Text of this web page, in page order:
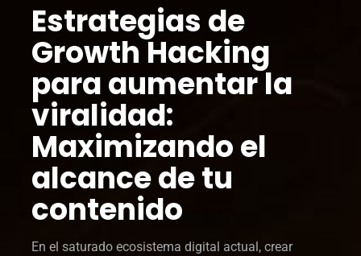
Estrategias de
Growth Hacking
para aumentar la
viralidad:
Maximizando el
alcance de tu
contenido
En el saturado ecosistema digital actual, crear